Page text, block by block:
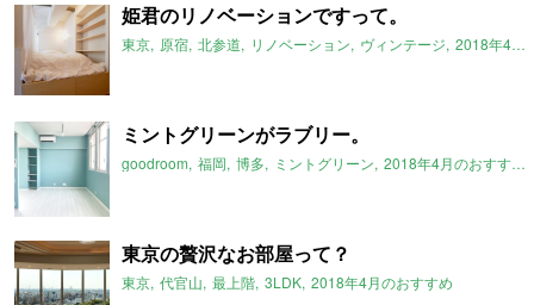
姫君のリノベーションですって。
東京 原宿 北参道 リノベーション ヴィンテージ 2018年4月のおすすめ
ミントグリーンがラブリー。
goodroom 福岡 博多 ミントグリーン 2018年4月のおすすめ
東京の贅沢なお部屋って？
東京 代官山 最上階 3LDK 2018年4月のおすすめ